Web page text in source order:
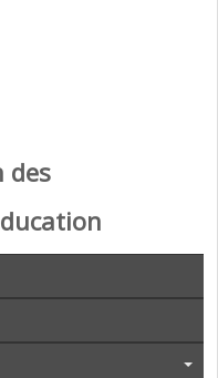
des